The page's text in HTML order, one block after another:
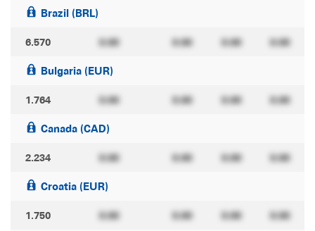
Brazil (BRL)
6.570 0.00 0.00 0.00 0.00
Bulgaria (EUR)
1.764 0.00 0.00 0.00 0.00
Canada (CAD)
2.234 0.00 0.00 0.00 0.00
Croatia (EUR)
1.750 0.00 0.00 0.00 0.00